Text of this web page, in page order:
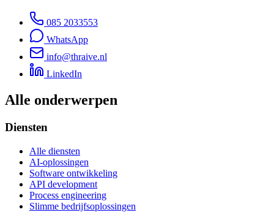
085 2033553
WhatsApp
info@thraive.nl
LinkedIn
Alle onderwerpen
Diensten
Alle diensten
AI-oplossingen
Software ontwikkeling
API development
Process engineering
Slimme bedrijfsoplossingen